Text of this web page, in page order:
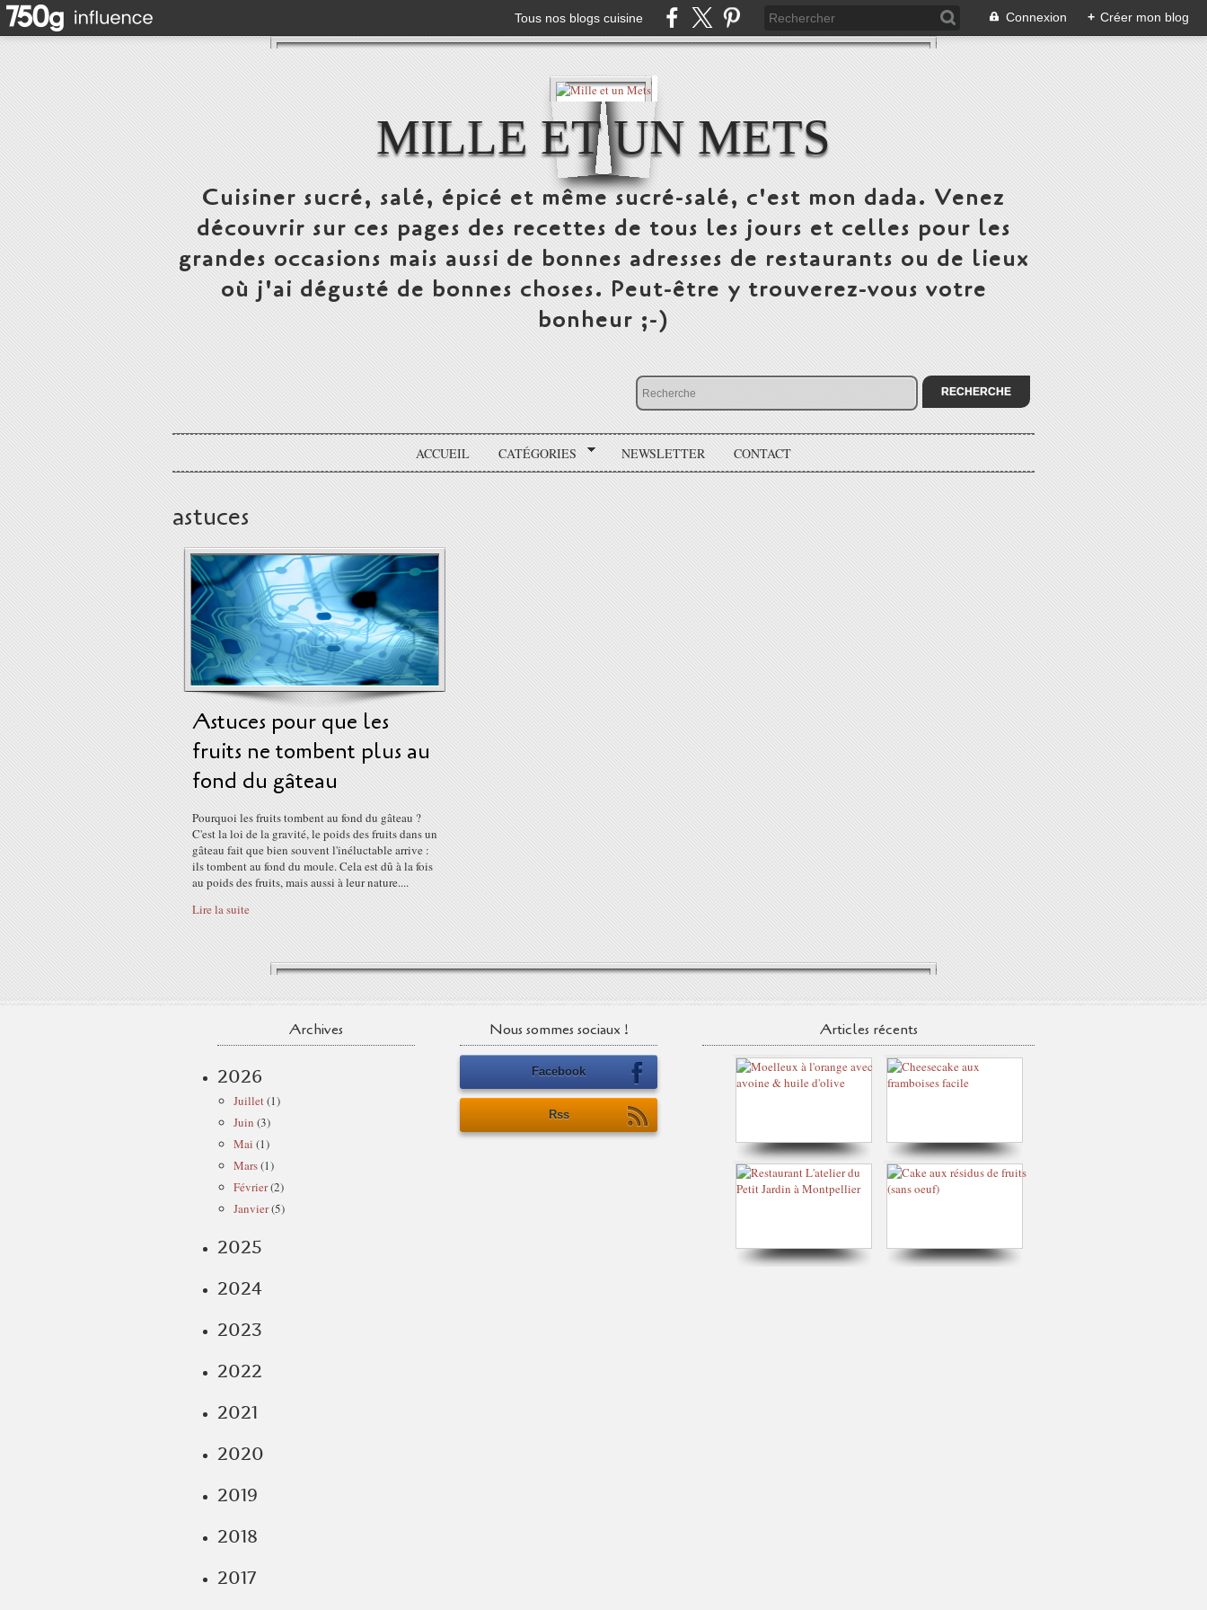
Tous nos blogs cuisine Connexion + Créer mon blog
MILLE ET UN METS
Cuisiner sucré, salé, épicé et même sucré-salé, c'est mon dada. Venez
découvrir sur ces pages des recettes de tous les jours et celles pour les
grandes occasions mais aussi de bonnes adresses de restaurants ou de lieux
où j'ai dégusté de bonnes choses. Peut-être y trouverez-vous votre
bonheur ;-)
ACCUEIL CATÉGORIES NEWSLETTER CONTACT
astuces
Astuces pour que les
fruits ne tombent plus au
fond du gâteau
Pourquoi les fruits tombent au fond du gâteau ?
C'est la loi de la gravité, le poids des fruits dans un
gâteau fait que bien souvent l'inéluctable arrive :
ils tombent au fond du moule. Cela est dû à la fois
au poids des fruits, mais aussi à leur nature....
Lire la suite
Archives
2026
Juillet(1)
Juin (3)
Mai (1)
Mars(1)
Février(2)
Janvier(5)
2025
2024
2023
2022
2021
2020
2019
2018
2017
Nous sommes sociaux !
Facebook
Rss
Articles récents